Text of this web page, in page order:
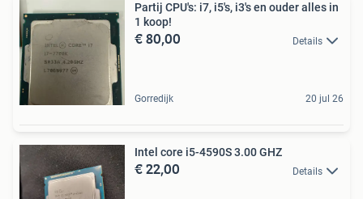
Partij CPU's: i7, i5's, i3's en ouder alles in
1 koop!
€ 80,00 Details
Gorredijk 20 jul 26
Intel core i5-4590S 3.00 GHZ
€ 22,00 Details